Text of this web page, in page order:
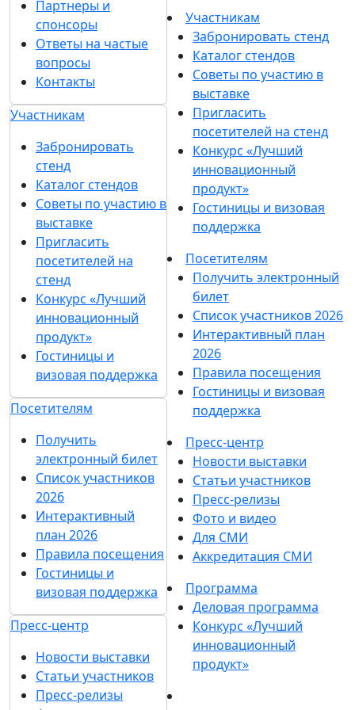
Партнеры и
спонсоры
Ответы на частые
вопросы
Контакты
Участникам
Забронировать
стенд
Каталог стендов
Советы по участию в
выставке
Пригласить
посетителей на
стенд
Конкурс «Лучший
инновационный
продукт»
Гостиницы и
визовая поддержка
Посетителям
Получить
электронный билет
Список участников
2026
Интерактивный
план 2026
Правила посещения
Гостиницы и
визовая поддержка
Пресс-центр
Новости выставки
Статьи участников
Пресс-релизы
Участникам
Забронировать стенд
Каталог стендов
Советы по участию в
выставке
Пригласить
посетителей на стенд
Конкурс «Лучший
инновационный
продукт»
Гостиницы и визовая
поддержка
Посетителям
Получить электронный
билет
Список участников 2026
Интерактивный план
2026
Правила посещения
Гостиницы и визовая
поддержка
Пресс-центр
Новости выставки
Статьи участников
Пресс-релизы
Фото и видео
Для СМИ
Аккредитация СМИ
Программа
Деловая программа
Конкурс «Лучший
инновационный
продукт»